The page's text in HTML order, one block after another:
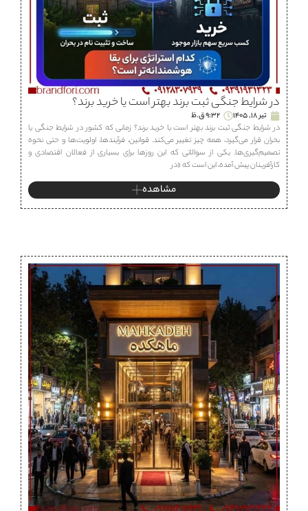
در شرایط جنگی ثبت برند بهتر است یا خرید برند؟
تیر 18, 1405
9:32 ق.ظ
در شرایط جنگی ثبت برند بهتر است یا خرید برند؟ زمانی که کشور در شرایط جنگی یا
بحران قرار می‌گیرد، همه چیز تغییر می‌کند. قوانین، فرآیندها، اولویت‌ها و حتی نحوه
تصمیم‌گیری‌ها. یکی از سوالاتی که این روزها برای بسیاری از فعالان اقتصادی و
کارآفرینان پیش آمده، این است که «در
مشاهده